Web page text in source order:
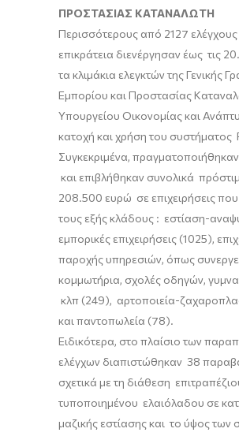
ΠΡΟΣΤΑΣΙΑΣ ΚΑΤΑΝΑΛΩΤΗ
Περισσότερους από 2127 ελέγχους
επικράτεια διενέργησαν έως τις
τα κλιμάκια ελεγκτών της Γενικής
Εμπορίου και Προστασίας
Υπουργείου Οικονομίας και
κατοχή και χρήση του συστήματος
Συγκεκριμένα,
και επιβλήθηκαν συνολικά
208.500 ευρώ σε επιχειρήσεις
τους εξής κλάδους : εστίαση-
εμπορικές επιχειρήσεις (1025),
παροχής υπηρεσιών, όπως
κομμωτήρια, σχολές οδηγών,
κλπ (249), αρτοποιεία-
και παντοπωλεία (78).
Ειδικότερα, στο πλαίσιο των
ελέγχων διαπιστώθηκαν 38
σχετικά με τη διάθεση
τυποποιημένου ελαιόλαδου σε
μαζικής εστίασης και το ύψος των